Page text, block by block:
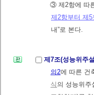
③ 제2항에 따
제2항부터 제5
내”로 본다.
제7조(성능위주
의2에 따른 건
식 의 성능위주